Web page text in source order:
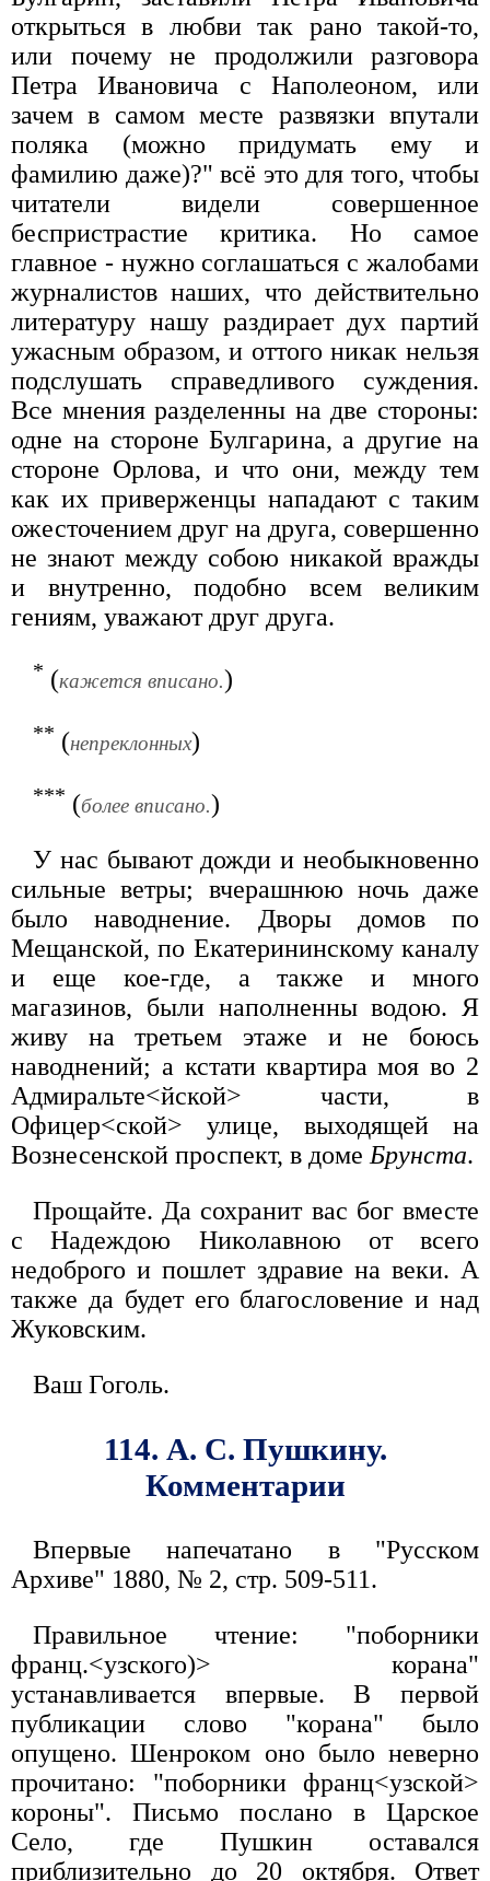
открыться в любви так рано такой-то,
или почему не продолжили разговора
Петра Ивановича с Наполеоном, или
зачем в самом месте развязки впутали
поляка (можно придумать ему и
фамилию даже)?" всё это для того, чтобы
читатели видели совершенное
беспристрастие критика. Но самое
главное - нужно соглашаться с жалобами
журналистов наших, что действительно
литературу нашу раздирает дух партий
ужасным образом, и оттого никак нельзя
подслушать справедливого суждения.
Все мнения разделенны на две стороны:
одне на стороне Булгарина, а другие на
стороне Орлова, и что они, между тем
как их приверженцы нападают с таким
ожесточением друг на друга, совершенно
не знают между собою никакой вражды
и внутренно, подобно всем великим
гениям, уважают друг друга.
* (кажется вписано.)
** (непреклонных)
*** (более вписано.)
У нас бывают дожди и необыкновенно
сильные ветры; вчерашнюю ночь даже
было наводнение. Дворы домов по
Мещанской, по Екатерининскому каналу
и еще кое-где, а также и много
магазинов, были наполненны водою. Я
живу на третьем этаже и не боюсь
наводнений; а кстати квартира моя во 2
Адмиральте<йской> части, в
Офицер<ской> улице, выходящей на
Вознесенской проспект, в домеБрунста.
Прощайте. Да сохранит вас бог вместе
с Надеждою Николавною от всего
недоброго и пошлет здравие на веки. А
также да будет его благословение и над
Жуковским.
Ваш Гоголь.
114. А. С. Пушкину.
Комментарии
Впервые напечатано в "Русском
Архиве" 1880, № 2, стр. 509-511.
Правильное чтение: "поборники
франц.<узского)> корана"
устанавливается впервые. В первой
публикации слово "корана" было
опущено. Шенроком оно было неверно
прочитано: "поборники франц<узской>
короны". Письмо послано в Царское
Село, где Пушкин оставался
приблизительно до 20 октября. Ответ